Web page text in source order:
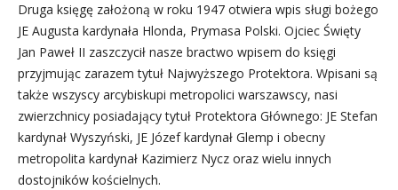
Druga księgę założoną w roku 1947 otwiera wpis sługi bożego
JE Augusta kardynała Hlonda, Prymasa Polski. Ojciec Święty
Jan Paweł II zaszczycił nasze bractwo wpisem do księgi
przyjmując zarazem tytuł Najwyższego Protektora. Wpisani są
także wszyscy arcybiskupi metropolici warszawscy, nasi
zwierzchnicy posiadający tytuł Protektora Głównego: JE Stefan
kardynał Wyszyński, JE Józef kardynał Glemp i obecny
metropolita kardynał Kazimierz Nycz oraz wielu innych
dostojników kościelnych.